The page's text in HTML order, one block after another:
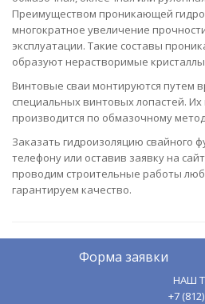
Преимуществом проникающей
многократное увеличение
эксплуатации. Такие составы
образуют нерастворимые
Винтовые сваи монтируются путем
специальных винтовых лопастей.
производится по обмазочному
Заказать гидроизоляцию свайного
телефону или оставив заявку на
проводим строительные работы
гарантируем качество.
Форма заявки
НАШ
+7